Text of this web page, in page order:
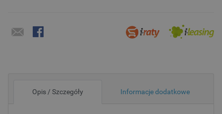
Opis / Szczegóły Informacje dodatkowe